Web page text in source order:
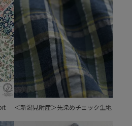
＜新潟見附産＞先染めチェック生地